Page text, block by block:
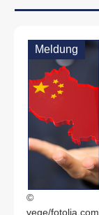
Meldung
©
vege/fotolia.com